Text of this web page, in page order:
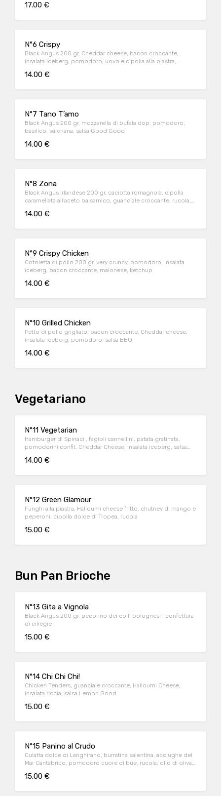
17.00 €
N°6 Crispy
Black Angus 200 gr, Cheddar cheese, bacon croccante,
insalata iceberg, pomodoro, uovo e cipolla alla piastra,
14.00 €
N°7 Tano T’amo
Black Angus 200 gr, mozzarella di bufala dop, pomodoro,
basilico, valeriana, salsa Good Good
14.00 €
N°8 Zona
Black Angus irlandese 200 gr, caciotta romagnola, cipolla
caramellata all’aceto balsamico, guanciale croccante, rucola,
14.00 €
N°9 Crispy Chicken
Cotoletta di pollo 200 gr. very cruncy, pomodoro, insalata
iceberg, bacon croccante, maionese, ketchup
14.00 €
N°10 Grilled Chicken
Petto di pollo grigliato, bacon croccante, Cheddar cheese,
insalata iceberg, pomodoro, salsa BBQ
14.00 €
Vegetariano
N°11 Vegetarian
Hamburger di Spinaci , fagioli cannellini, patata gratinata,
pomodorini confit, Cheddar Cheese, insalata iceberg, salsa
14.00 €
N°12 Green Glamour
Funghi alla piastra, Halloumi cheese fritto, chutney di mango e
peperoni, cipolla dolce di Tropea, rucola
15.00 €
Bun Pan Brioche
N°13 Gita a Vignola
Black Angus 200 gr. pecorino dei colli bolognesi , confettura
di ciliegie
15.00 €
N°14 Chi Chi Chi!
Chicken Tenders, guanciale croccante, Halloumi Cheese,
insalata riccia, salsa Lemon Good
15.00 €
N°15 Panino al Crudo
Culatta dolce di Langhirano, burratina salentina, acciughe del
Mar Cantabrico, pomodoro cuore di bue, rucola, olio di oliva
15.00 €